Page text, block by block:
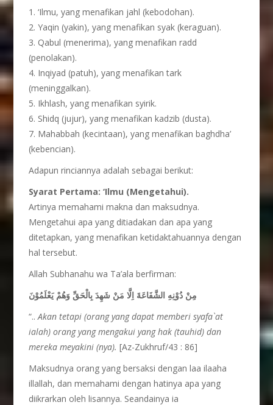
1. ‘Ilmu, yang menafikan jahl (kebodohan).
2. Yaqin (yakin), yang menafikan syak (keraguan).
3. Qabul (menerima), yang menafikan radd
(penolakan).
4. Inqiyad (patuh), yang menafikan tark
(meninggalkan).
5. Ikhlash, yang menafikan syirik.
6. Shidq (jujur), yang menafikan kadzib (dusta).
7. Mahabbah (kecintaan), yang menafikan baghdha’
(kebencian).
Adapun rinciannya adalah sebagai berikut:
Syarat Pertama: ‘Ilmu (Mengetahui).
Artinya memahami makna dan maksudnya.
Mengetahui apa yang ditiadakan dan apa yang
ditetapkan, yang menafikan ketidaktahuannya dengan
hal tersebut.
Allah Subhanahu wa Ta’ala berfirman:
مِنْ دُوْنِهِ الشَّفَاعَةَ اِلَّا مَنْ شَهِدَ بِالْحَقِّ وَهُمْ يَعْلَمُوْنَ
“..Akan tetapi (orang yang dapat memberi syafa`at
ialah) orang yang mengakui yang hak (tauhid) dan
mereka meyakini (nya). [Az-Zukhruf/43 : 86]
Maksudnya orang yang bersaksi dengan laa ilaaha
illallah, dan memahami dengan hatinya apa yang
diikrarkan oleh lisannya. Seandainya ia